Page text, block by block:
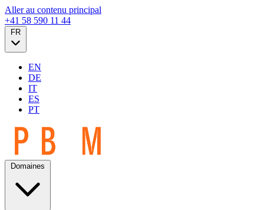
Aller au contenu principal
+41 58 590 11 44
EN
DE
IT
ES
PT